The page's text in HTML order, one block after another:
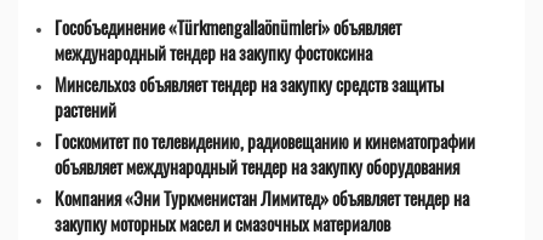
Гособъединение «Türkmengallaönümleri» объявляет
международный тендер на закупку фостоксина
Минсельхоз объявляет тендер на закупку средств защиты
растений
Госкомитет по телевидению, радиовещанию и кинематографии
объявляет международный тендер на закупку оборудования
Компания «Эни Туркменистан Лимитед» объявляет тендер на
закупку моторных масел и смазочных материалов